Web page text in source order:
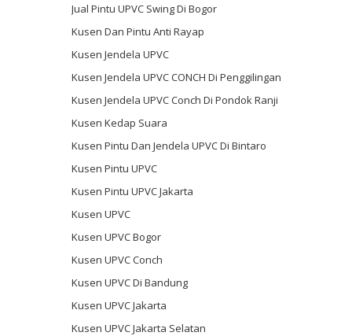
Jual Pintu UPVC Swing Di Bogor
Kusen Dan Pintu Anti Rayap
Kusen Jendela UPVC
Kusen Jendela UPVC CONCH Di Penggilingan
Kusen Jendela UPVC Conch Di Pondok Ranji
Kusen Kedap Suara
Kusen Pintu Dan Jendela UPVC Di Bintaro
Kusen Pintu UPVC
Kusen Pintu UPVC Jakarta
Kusen UPVC
Kusen UPVC Bogor
Kusen UPVC Conch
Kusen UPVC Di Bandung
Kusen UPVC Jakarta
Kusen UPVC Jakarta Selatan